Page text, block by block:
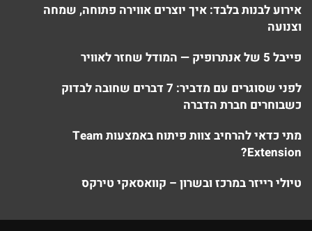
אירוע לבנות בלבד: איך יוצרים אווירה פתוחה, שמחה
וצנועה
פייבל 5 של אנתרופיק — המודל שחזר לאוויר
לפני שסוגרים עם מדביר: 7 דברים שחובה לבדוק
כשבוחרים חברת הדברה
מתי כדאי להרחיב צוות פיתוח באמצעות Team
Extension?
טיולי רייזר במרכז ובשרון – קוואסאקי טירקס